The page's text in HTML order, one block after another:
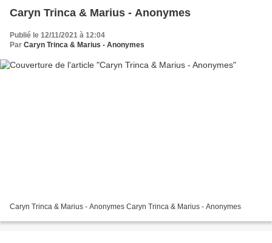
Caryn Trinca & Marius - Anonymes
Publié le 12/11/2021 à 12:04
Par Caryn Trinca & Marius - Anonymes
Caryn Trinca & Marius - Anonymes Caryn Trinca & Marius - Anonymes